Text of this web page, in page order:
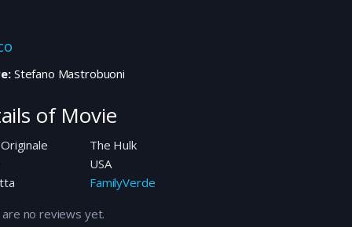
Stefano Mastrobuoni
of Movie
The Hulk
USA
FamilyVerde
no reviews yet.